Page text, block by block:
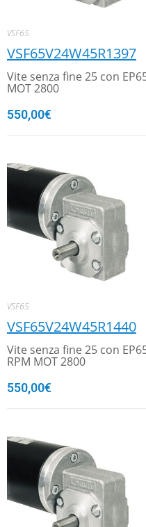
VSF65
VSF65V24W45R1397
Vite senza fine 25 con
MOT 2800
550,00€
VSF65
VSF65V24W45R1440
Vite senza fine 25 con
RPM MOT 2800
550,00€